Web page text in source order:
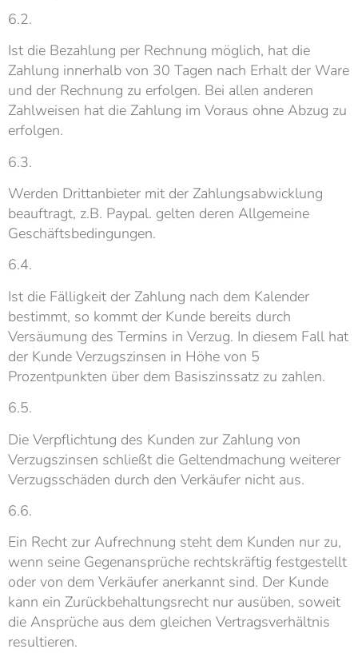
6.2.
Ist die Bezahlung per Rechnung möglich, hat die
Zahlung innerhalb von 30 Tagen nach Erhalt der Ware
und der Rechnung zu erfolgen. Bei allen anderen
Zahlweisen hat die Zahlung im Voraus ohne Abzug zu
erfolgen.
6.3.
Werden Drittanbieter mit der Zahlungsabwicklung
beauftragt, z.B. Paypal. gelten deren Allgemeine
Geschäftsbedingungen.
6.4.
Ist die Fälligkeit der Zahlung nach dem Kalender
bestimmt, so kommt der Kunde bereits durch
Versäumung des Termins in Verzug. In diesem Fall hat
der Kunde Verzugszinsen in Höhe von 5
Prozentpunkten über dem Basiszinssatz zu zahlen.
6.5.
Die Verpflichtung des Kunden zur Zahlung von
Verzugszinsen schließt die Geltendmachung weiterer
Verzugsschäden durch den Verkäufer nicht aus.
6.6.
Ein Recht zur Aufrechnung steht dem Kunden nur zu,
wenn seine Gegenansprüche rechtskräftig festgestellt
oder von dem Verkäufer anerkannt sind. Der Kunde
kann ein Zurückbehaltungsrecht nur ausüben, soweit
die Ansprüche aus dem gleichen Vertragsverhältnis
resultieren.